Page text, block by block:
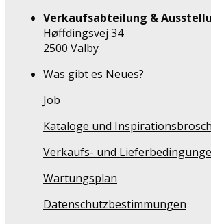
Verkaufsabteilung &
Høffdingsvej 34
2500 Valby
Was gibt es Neues?
Job
Kataloge und
Verkaufs- und
Wartungsplan
Datenschutzbestimmungen